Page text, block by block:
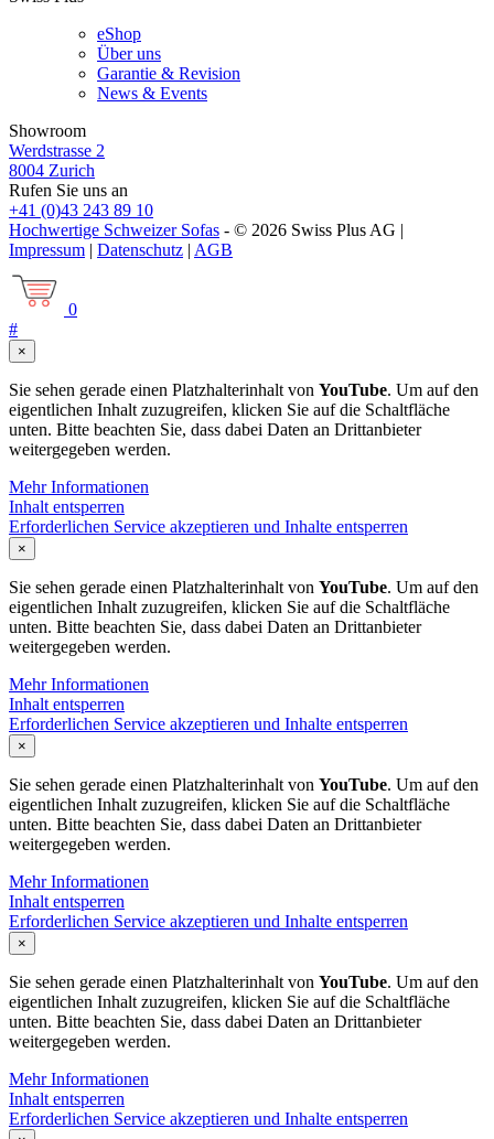
eShop
Über uns
Garantie & Revision
News & Events
Showroom
Werdstrasse 2
8004 Zurich
Rufen Sie uns an
+41 (0)43 243 89 10
Hochwertige Schweizer Sofas - © 2026 Swiss Plus AG |
Impressum | Datenschutz | AGB
0
#
×
Sie sehen gerade einen Platzhalterinhalt von YouTube. Um auf den
eigentlichen Inhalt zuzugreifen, klicken Sie auf die Schaltfläche
unten. Bitte beachten Sie, dass dabei Daten an Drittanbieter
weitergegeben werden.
Mehr Informationen
Inhalt entsperren
Erforderlichen Service akzeptieren und Inhalte entsperren
×
Sie sehen gerade einen Platzhalterinhalt von YouTube. Um auf den
eigentlichen Inhalt zuzugreifen, klicken Sie auf die Schaltfläche
unten. Bitte beachten Sie, dass dabei Daten an Drittanbieter
weitergegeben werden.
Mehr Informationen
Inhalt entsperren
Erforderlichen Service akzeptieren und Inhalte entsperren
×
Sie sehen gerade einen Platzhalterinhalt von YouTube. Um auf den
eigentlichen Inhalt zuzugreifen, klicken Sie auf die Schaltfläche
unten. Bitte beachten Sie, dass dabei Daten an Drittanbieter
weitergegeben werden.
Mehr Informationen
Inhalt entsperren
Erforderlichen Service akzeptieren und Inhalte entsperren
×
Sie sehen gerade einen Platzhalterinhalt von YouTube. Um auf den
eigentlichen Inhalt zuzugreifen, klicken Sie auf die Schaltfläche
unten. Bitte beachten Sie, dass dabei Daten an Drittanbieter
weitergegeben werden.
Mehr Informationen
Inhalt entsperren
Erforderlichen Service akzeptieren und Inhalte entsperren